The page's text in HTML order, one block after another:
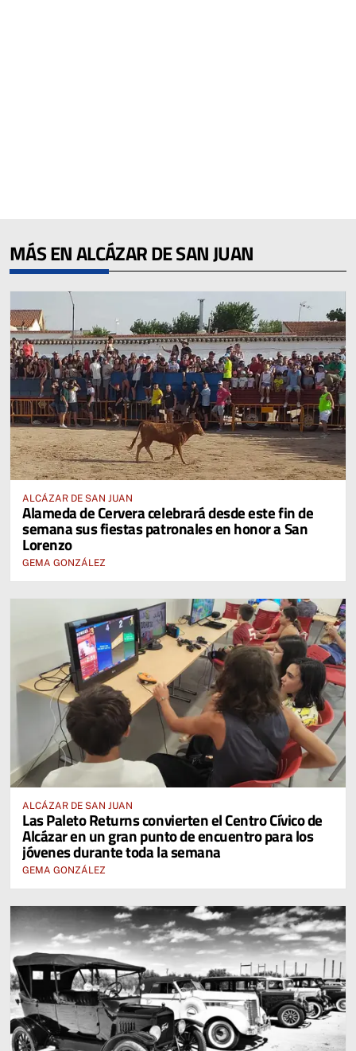
MÁS EN ALCÁZAR DE SAN JUAN
ALCÁZAR DE SAN JUAN
Alameda de Cervera celebrará desde este fin de
semana sus fiestas patronales en honor a San
Lorenzo
GEMA GONZÁLEZ
ALCÁZAR DE SAN JUAN
Las Paleto Returns convierten el Centro Cívico de
Alcázar en un gran punto de encuentro para los
jóvenes durante toda la semana
GEMA GONZÁLEZ